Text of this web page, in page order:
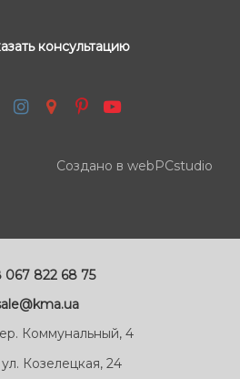
консультацию
Создано в webPCstudio
067 822 68 75
Коммунальный, 4
Козелецкая, 24